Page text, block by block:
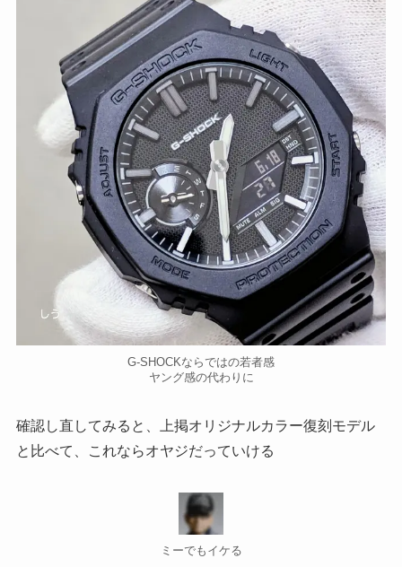
G-SHOCKならではの若者感
ヤング感の代わりに
確認し直してみると、上掲オリジナルカラー復刻モデル
と比べて、これならオヤジだっていける
ミーでもイケる